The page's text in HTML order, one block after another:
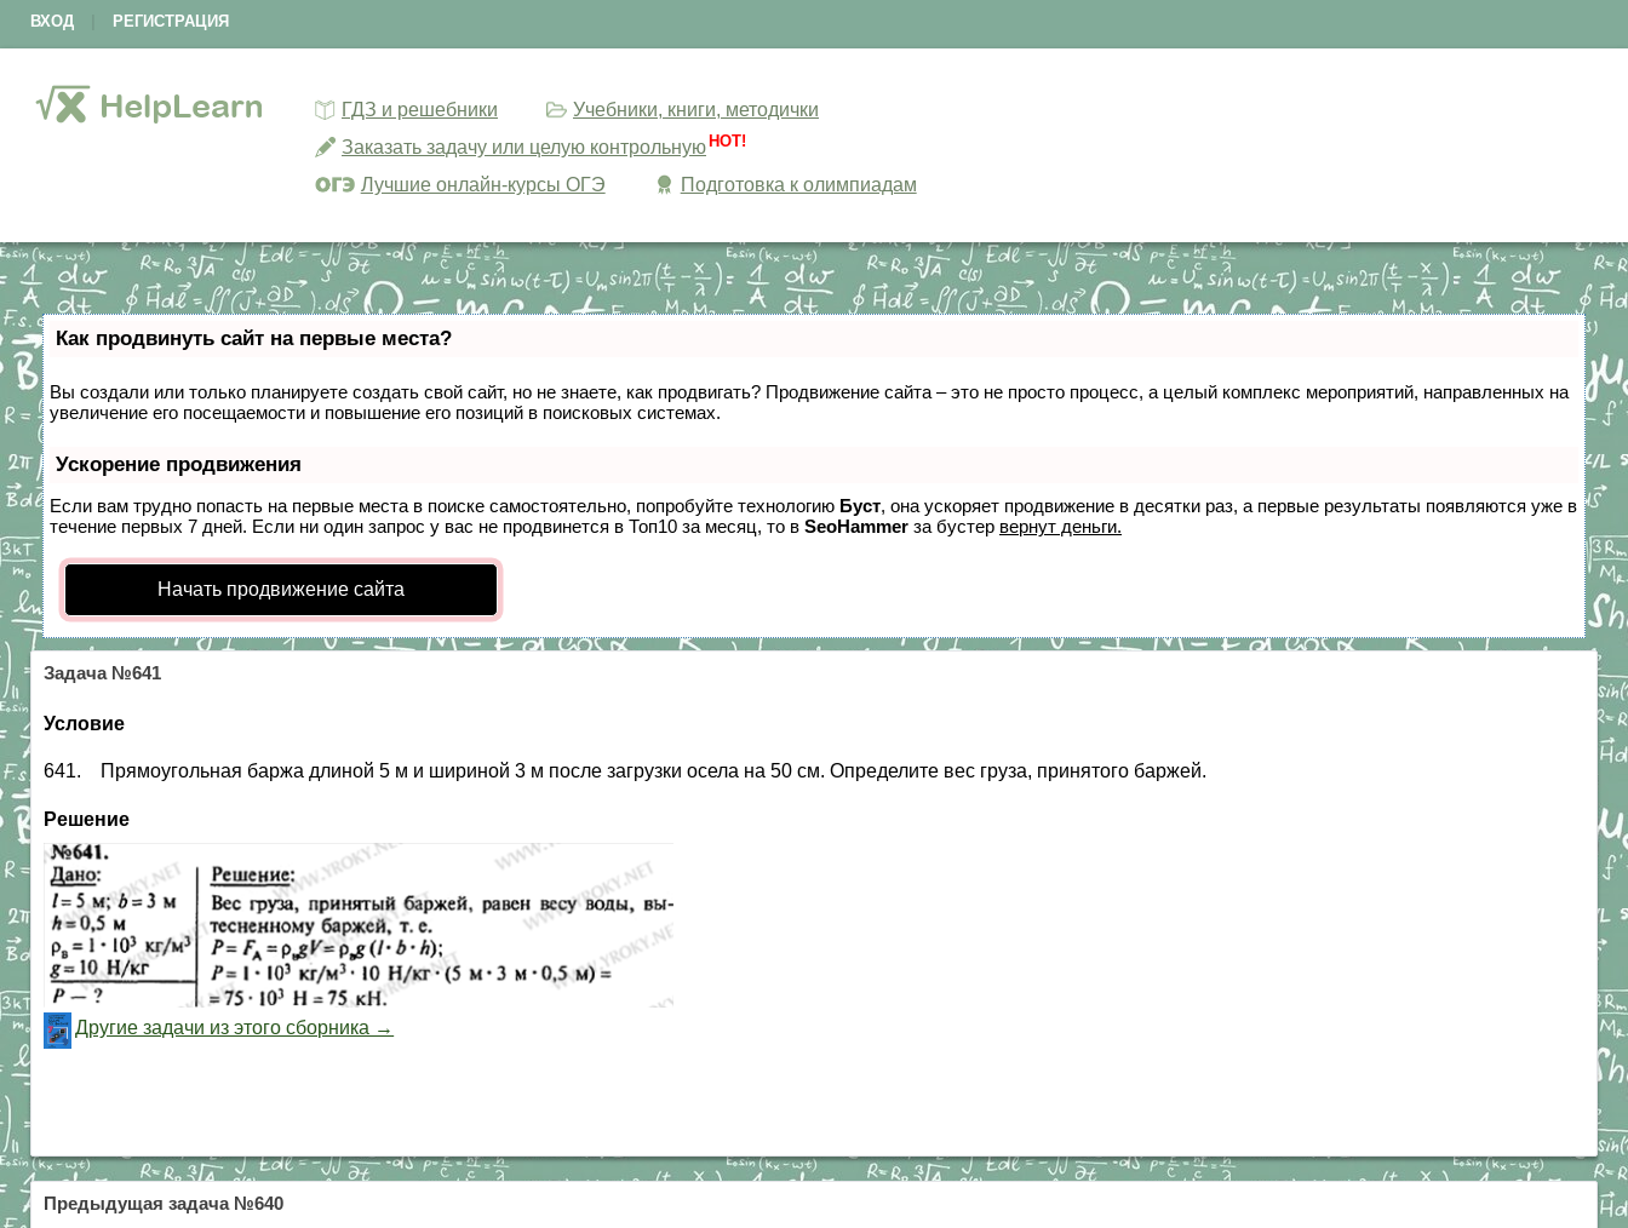
ВХОД РЕГИСТРАЦИЯ
ГДЗ и решебники
Учебники, книги, методички
Заказать задачу или целую контрольную HOT!
Лучшие онлайн-курсы ОГЭ Подготовка к олимпиадам
Как продвинуть сайт на первые места?
Вы создали или только планируете создать свой сайт, но не знаете, как продвигать? Продвижение сайта – это не просто процесс, а целый комплекс мероприятий, направленных на
увеличение его посещаемости и повышение его позиций в поисковых системах.
Ускорение продвижения
Если вам трудно попасть на первые места в поиске самостоятельно, попробуйте технологию Буст, она ускоряет продвижение в десятки раз, а первые результаты появляются уже в
течение первых 7 дней. Если ни один запрос у вас не продвинется в Топ10 за месяц, то в SeoHammer за бустер вернут деньги.
Начать продвижение сайта
Задача №641
Условие
641. Прямоугольная баржа длиной 5 м и шириной 3 м после загрузки осела на 50 см. Определите вес груза, принятого баржей.
Решение
Другие задачи из этого сборника →
Предыдущая задача №640